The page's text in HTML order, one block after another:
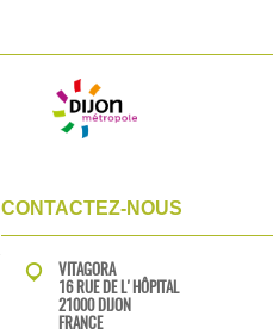
CONTACTEZ-NOUS
VITAGORA
16 RUE DE L'HÔPITAL
21000 DIJON
FRANCE